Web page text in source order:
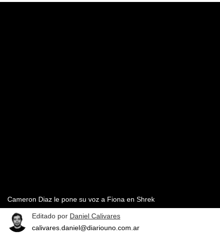
Cameron Diaz le pone su voz a Fiona en Shrek
Editado por Daniel Calivares
calivares.daniel@diariouno.com.ar